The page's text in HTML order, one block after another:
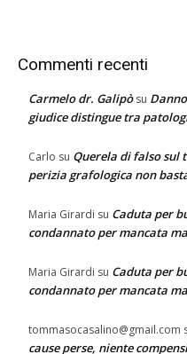
Commenti recenti
Carmelo dr. Galipòsu
giudice distingue tra
Carlo su Querela di falso sul
perizia grafologica non
Maria Girardi su Caduta per
condannato per mancata
Maria Girardi su Caduta per
condannato per mancata
tommasocasalino@gmail.com
cause perse, niente